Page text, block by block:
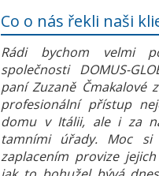
Co o nás řekli naši
Rádi bychom velmi
společnosti DOMUS-
paní Zuzaně Čmakalové
profesionální přístup
domu v Itálii, ale i za
tamními úřady. Moc
zaplacením provize